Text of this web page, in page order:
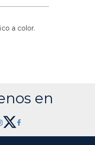
a color.
en